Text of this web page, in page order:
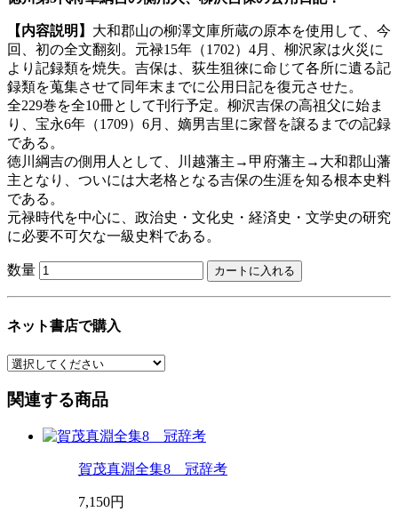
【内容説明】 大和郡山の柳澤文庫所蔵の原本を使用して、今
回、初の全文翻刻。元禄15年（1702）4月、柳沢家は火災に
より記録類を焼失。吉保は、荻生狙徠に命じて各所に遺る記
録類を蒐集させて同年末までに公用日記を復元させた。
全229巻を全10冊として刊行予定。柳沢吉保の高祖父に始ま
り、宝永6年（1709）6月、嫡男吉里に家督を譲るまでの記録
である。
徳川綱吉の側用人として、川越藩主→甲府藩主→大和郡山藩
主となり、ついには大老格となる吉保の生涯を知る根本史料
である。
元禄時代を中心に、政治史・文化史・経済史・文学史の研究
に必要不可欠な一級史料である。
数量
ネット書店で購入
関連する商品
賀茂真淵全集8 冠辞考
7,150円